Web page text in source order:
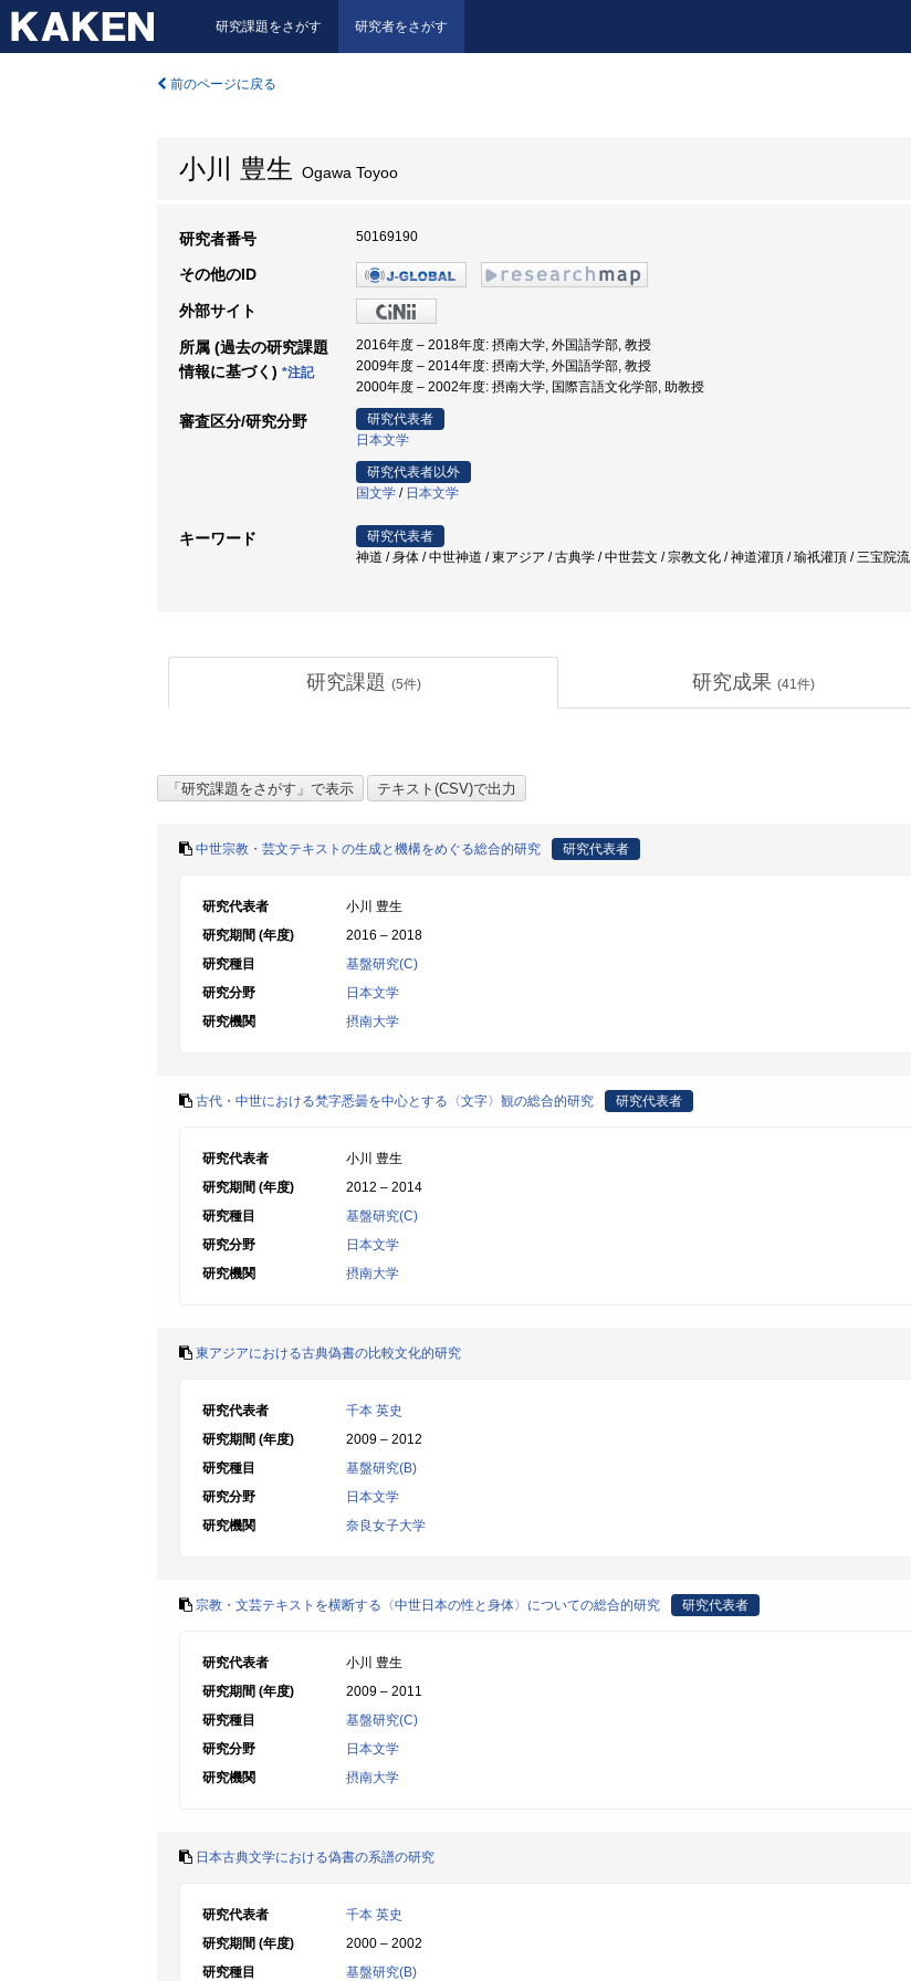
研究課題をさがす 研究者をさがす
前のページに戻る
小川 豊生 Ogawa Toyoo
研究者番号 50169190
その他のID
外部サイト
所属 (過去の研究課題
情報に基づく) *注記
2016年度 – 2018年度: 摂南大学, 外国語学部, 教授
2009年度 – 2014年度: 摂南大学, 外国語学部, 教授
2000年度 – 2002年度: 摂南大学, 国際言語文化学部, 助教授
審査区分/研究分野
研究代表者
日本文学
研究代表者以外
国文学 / 日本文学
キーワード
研究代表者
神道 / 身体 / 中世神道 / 東アジア / 古典学 / 中世芸文 / 宗教文化 / 神道灌頂 / 瑜祇灌頂 / 三宝院流
研究課題 (5件) 研究成果 (41件)
中世宗教・芸文テキストの生成と機構をめぐる総合的研究 研究代表者
研究代表者
小川 豊生
研究期間 (年度)
2016 – 2018
研究種目
基盤研究(C)
研究分野
日本文学
研究機関
摂南大学
古代・中世における梵字悉曇を中心とする〈文字〉観の総合的研究 研究代表者
研究代表者
小川 豊生
研究期間 (年度)
2012 – 2014
研究種目
基盤研究(C)
研究分野
日本文学
研究機関
摂南大学
東アジアにおける古典偽書の比較文化的研究
研究代表者
千本 英史
研究期間 (年度)
2009 – 2012
研究種目
基盤研究(B)
研究分野
日本文学
研究機関
奈良女子大学
宗教・文芸テキストを横断する〈中世日本の性と身体〉についての総合的研究 研究代表者
研究代表者
小川 豊生
研究期間 (年度)
2009 – 2011
研究種目
基盤研究(C)
研究分野
日本文学
研究機関
摂南大学
日本古典文学における偽書の系譜の研究
研究代表者
千本 英史
研究期間 (年度)
2000 – 2002
研究種目
基盤研究(B)